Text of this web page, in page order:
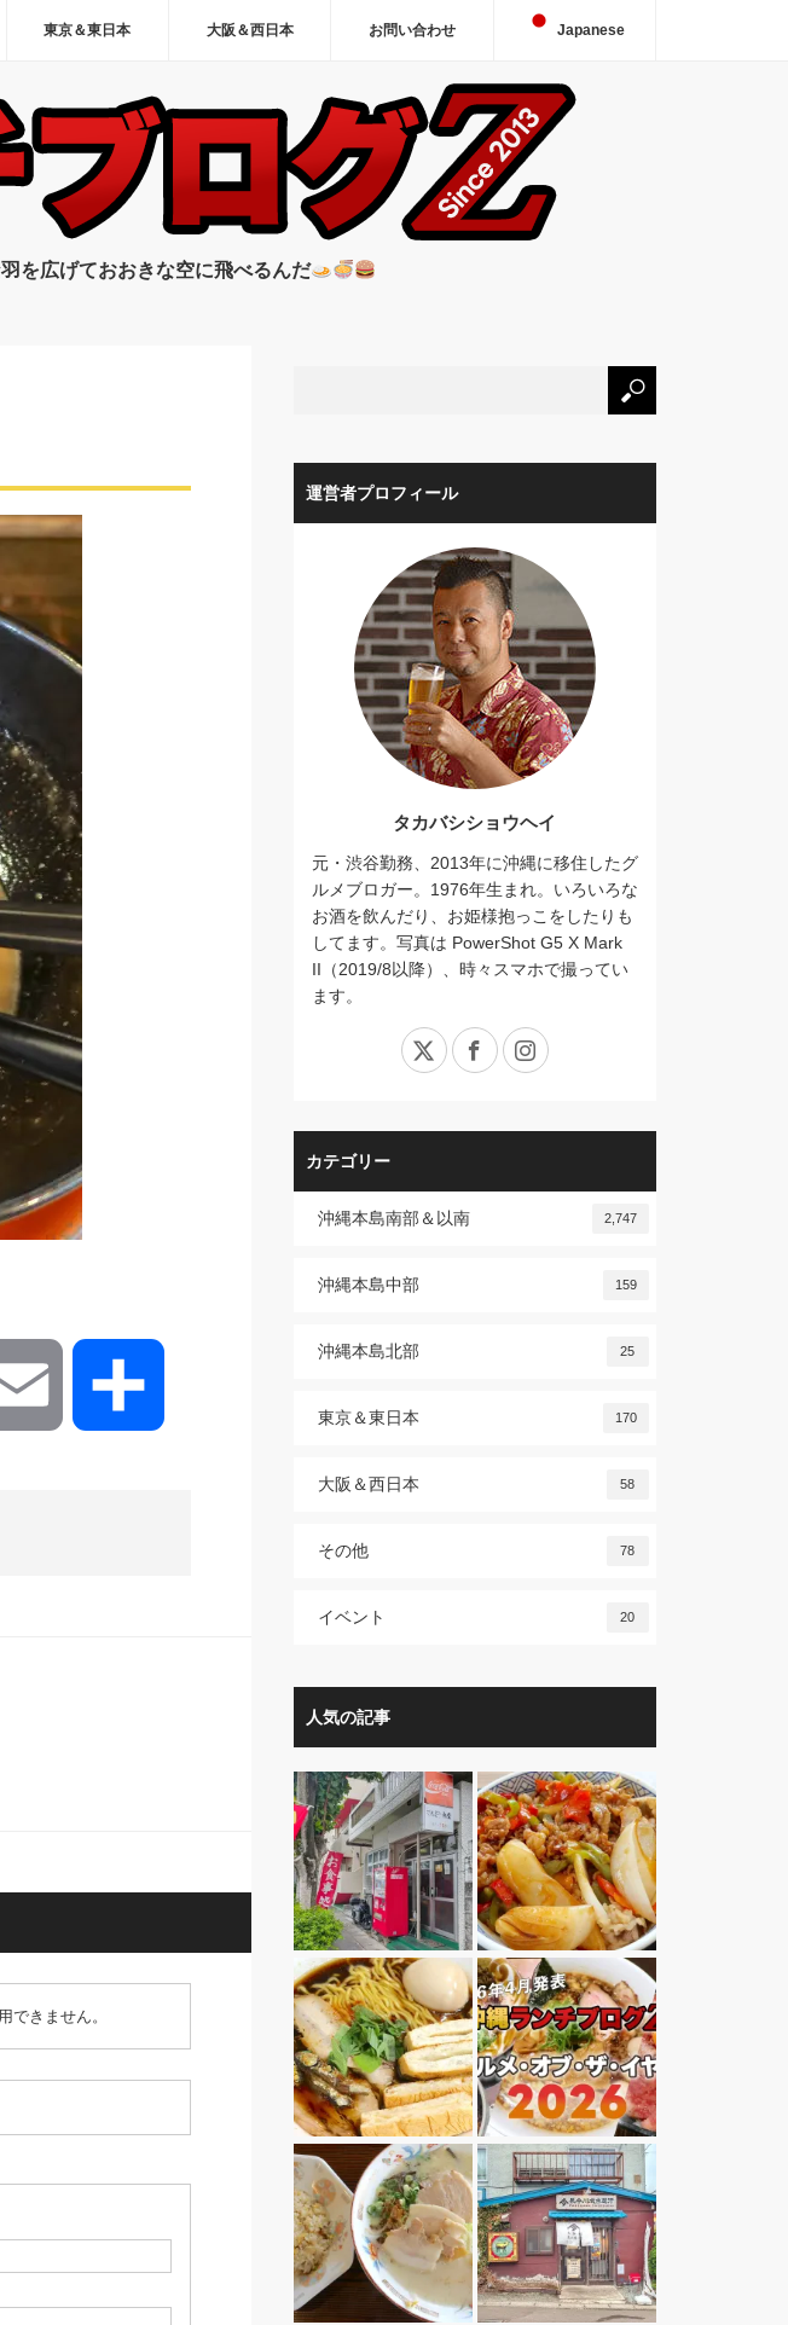
東京＆東日本 大阪＆西日本 お問い合わせ Japanese
を広げておおきな空に飛べるんだ
Email
できません。
運営者プロフィール
タカバシショウヘイ
元・渋谷勤務、2013年に沖縄に移住したグ
ルメブロガー。1976年生まれ。いろいろな
お酒を飲んだり、お姫様抱っこをしたりも
してます。写真は PowerShot G5 X Mark
II（2019/8以降）、時々スマホで撮ってい
ます。
X FacebookInstagram
カテゴリー
沖縄本島南部＆以南 2,747
沖縄本島中部 159
沖縄本島北部 25
東京＆東日本 170
大阪＆西日本 58
その他 78
イベント 20
人気の記事